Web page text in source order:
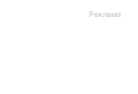
Реклама